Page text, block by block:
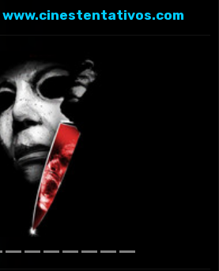
www.cinestentativos.com